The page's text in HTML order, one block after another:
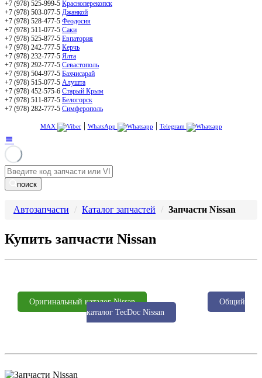
+7 (978) 525-999-5 Красноперекопск
+7 (978) 503-077-5 Джанкой
+7 (978) 528-477-5 Феодосия
+7 (978) 511-077-5 Саки
+7 (978) 525-877-5 Евпатория
+7 (978) 242-777-5 Керчь
+7 (978) 232-777-5 Ялта
+7 (978) 292-777-5 Севастополь
+7 (978) 504-977-5 Бахчисарай
+7 (978) 515-077-5 Алушта
+7 (978) 452-575-6 Старый Крым
+7 (978) 511-877-5 Белогорск
+7 (978) 282-777-5 Симферополь
MAX | WhatsApp | Telegram
поиск
Автозапчасти Каталог запчастей Запчасти Nissan
Купить запчасти Nissan
Оригинальный каталог Nissan
Общий
каталог TecDoc Nissan